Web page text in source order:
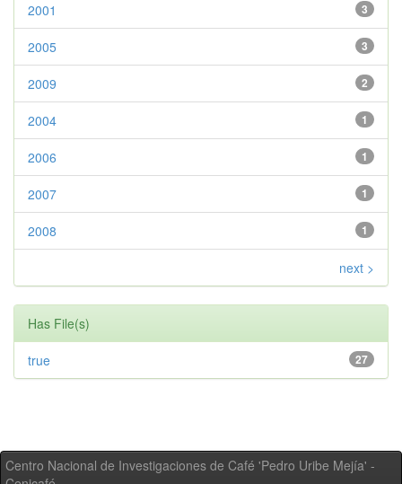
3
2001
3
2005
2
2009
1
2004
1
2006
1
2007
1
2008
next >
Has File(s)
27
true
Centro Nacional de Investigaciones de Café 'Pedro Uribe Mejía' -